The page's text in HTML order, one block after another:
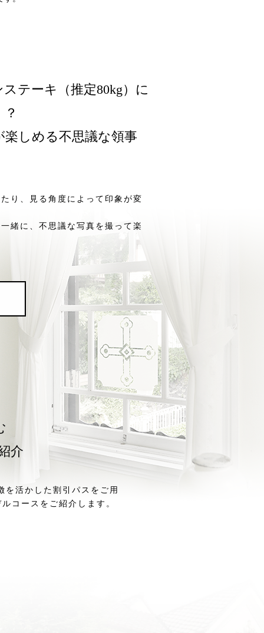
テーキ（推定80kg）に
楽しめる不思議な領事
り、見る角度によって印象が変
緒に、不思議な写真を撮って楽
介
を活かした割引パスをご用
コースをご紹介します。